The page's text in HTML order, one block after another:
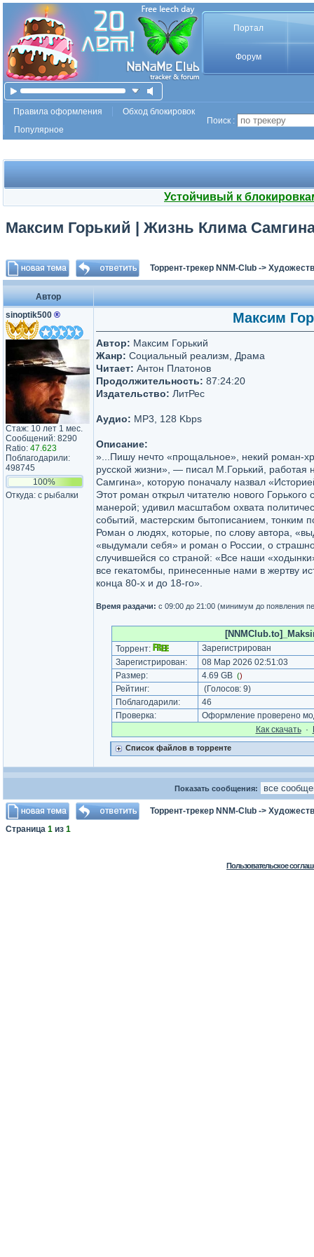
Портал
Форум
Правила оформления
Обход блокировок
Популярное
Поиск :
Устойчивый к
Максим Горький | Жизнь Клима
Торрент-трекер NNM-Club ->
Автор
sinoptik500 ®
Стаж: 10 лет 1 мес.
Сообщений: 8290
Ratio: 47.623
Поблагодарили:
498745
100%
Откуда: с рыбалки
Максим
Автор: Максим Горький
Жанр: Социальный реализм, Драма
Читает: Антон Платонов
Продолжительность: 87:24:20
Издательство: ЛитРес
Аудио: MP3, 128 Kbps
Описание:
»...Пишу нечто «прощальное», некий роман-
русской жизни», — писал М.Горький,
Самгина», которую поначалу назвал
Этот роман открыл читателю нового Горького
манерой; удивил масштабом охвата
событий, мастерским бытописанием, тонким
Роман о людях, которые, по слову автора,
«выдумали себя» и роман о России, о
случившейся со страной: «Все наши
все гекатомбы, принесенные нами в жертву
конца 80-х и до 18-го».
Время раздачи: с 09:00 до 21:00 (минимум до появления
Торрент:
Зарегистрирован
Зарегистрирован:
08 Мар 2026 02:51:03
Размер:
4.69 GB ()
Рейтинг: (Голосов: 9)
Поблагодарили:
46
Проверка:
Оформление проверено
Как cкачать·
Список файлов в торренте
Показать сообщения:
Торрент-трекер NNM-Club ->
Страница 1 из 1
Пользовательское